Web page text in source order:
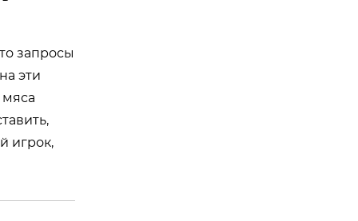
запросы
эти
мяса
игрок,